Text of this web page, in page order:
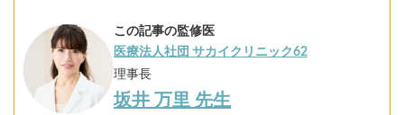
この記事の監修医
医療法人社団 サカイクリニック62
理事長
坂井 万里 先生